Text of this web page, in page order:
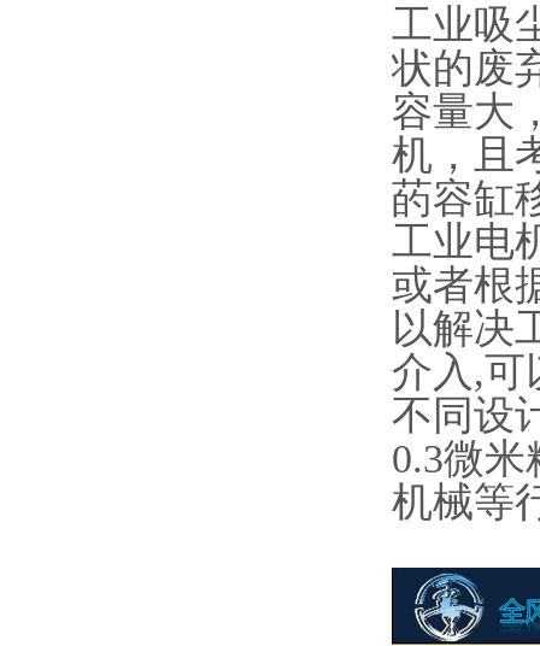
工业吸
状的废
容量大
机，且
菂容缸
工业电
或者根
以解决
介入,可
不同设
0.3微
机械等